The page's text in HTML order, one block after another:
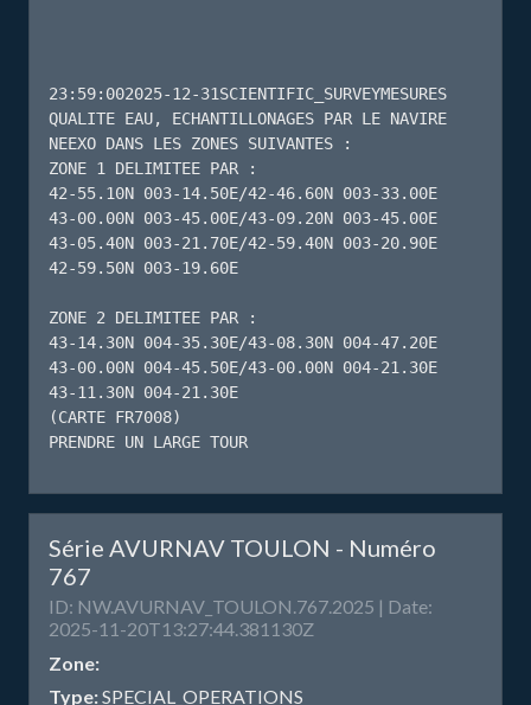
23:59:002025-12-31SCIENTIFIC_SURVEYMESURES
QUALITE EAU, ECHANTILLONAGES PAR LE NAVIRE
NEEXO DANS LES ZONES SUIVANTES :
ZONE 1 DELIMITEE PAR :
42-55.10N 003-14.50E/42-46.60N 003-33.00E
43-00.00N 003-45.00E/43-09.20N 003-45.00E
43-05.40N 003-21.70E/42-59.40N 003-20.90E
42-59.50N 003-19.60E
ZONE 2 DELIMITEE PAR :
43-14.30N 004-35.30E/43-08.30N 004-47.20E
43-00.00N 004-45.50E/43-00.00N 004-21.30E
43-11.30N 004-21.30E
(CARTE FR7008)
PRENDRE UN LARGE TOUR
Série AVURNAV TOULON - Numéro
767
ID: NW.AVURNAV_TOULON.767.2025 | Date:
2025-11-20T13:27:44.381130Z
Zone:
Type:SPECIAL_OPERATIONS